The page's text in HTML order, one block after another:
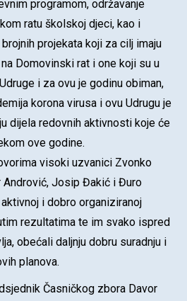
programom, održavanje
ratu školskoj djeci, kao i
projekata koji za cilj imaju
Domovinski rat i one koji su u
i za ovu je godinu obiman,
korona virusa i ovu Udrugu je
dijela redovnih aktivnosti koje će
ove godine.
visoki uzvanici Zvonko
Andrović, Josip Đakić i Đuro
i dobro organiziranoj
rezultatima te im svako ispred
obećali daljnju dobru suradnju i
planova.
Časničkog zbora Davor